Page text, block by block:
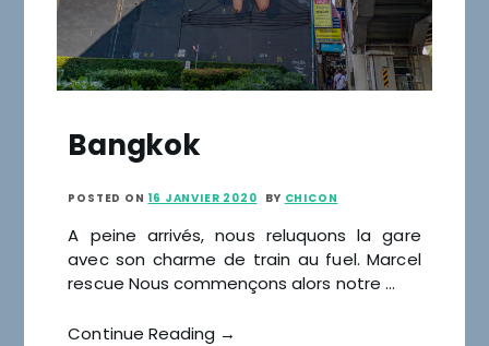
Bangkok
POSTED ON 16 JANVIER 2020 BY CHICON
A peine arrivés, nous reluquons la gare
avec son charme de train au fuel. Marcel
rescue Nous commençons alors notre …
Continue Reading →